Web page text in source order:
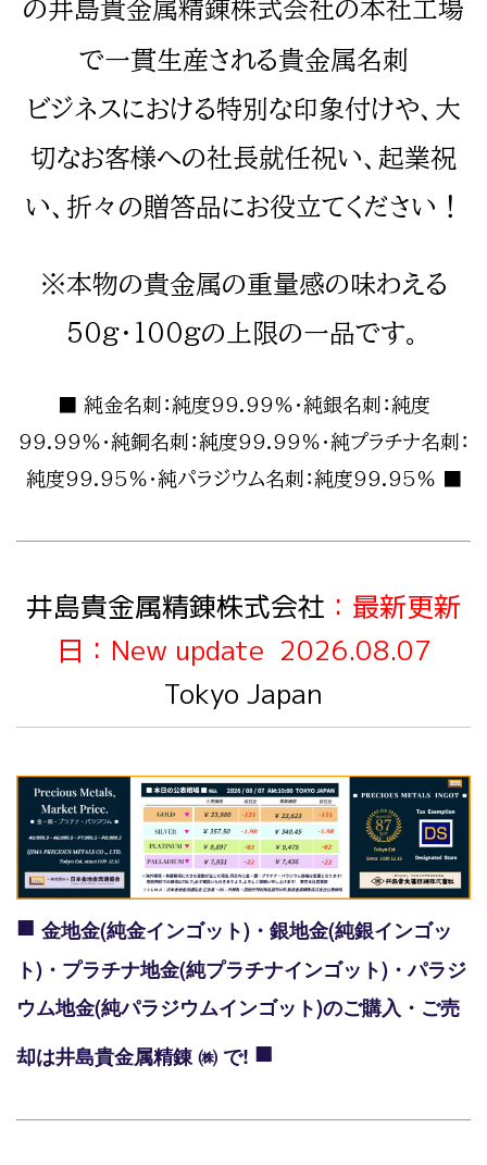
の井島貴金属精錬株式会社の本社工場
で一貫生産される貴金属名刺
ビジネスにおける特別な印象付けや、大
切なお客様への社長就任祝い、起業祝
い、折々の贈答品にお役立てください！
※本物の貴金属の重量感の味わえる
50g・100gの上限の一品です。
■ 純金名刺：純度99.99％・純銀名刺：純度
99.99％・純銅名刺：純度99.99％・純プラチナ名刺：
純度99.95％・純パラジウム名刺：純度99.95％ ■
井島貴金属精錬株式会社 ：最新更新
日：New update 2026.08.07
Tokyo Japan
■ 金地金(純金インゴット)・銀地金(純銀インゴッ
ト)・プラチナ地金(純プラチナインゴット)・パラジ
ウム地金(純パラジウムインゴット)のご購入・ご売
却は井島貴金属精錬 ㈱ で! ■